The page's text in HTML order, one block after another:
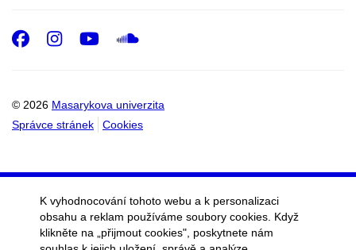
© 2026 Masarykova univerzita
Správce stránek
Cookies
Facebook
Instagram
Youtube
SoundCloud
K vyhodnocování tohoto webu a k personalizaci
obsahu a reklam používáme soubory cookies. Když
klikněte na „přijmout cookies", poskytnete nám